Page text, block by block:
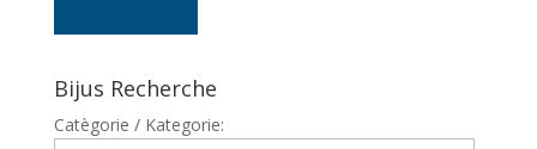
Bijus Recherche
Catègorie / Kategorie: